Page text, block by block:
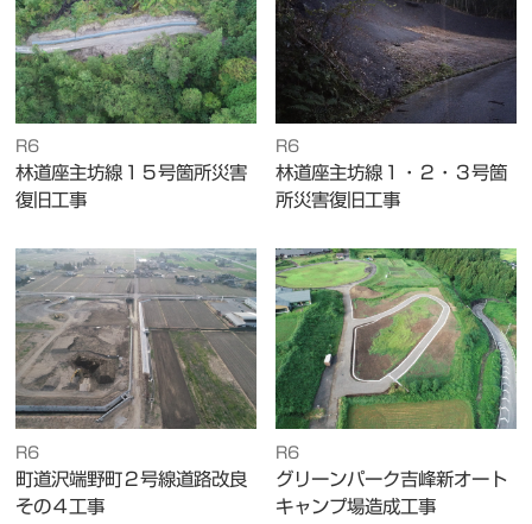
R6
林道座主坊線１５号箇所災害
復旧工事
R6
林道座主坊線１・２・３号箇
所災害復旧工事
R6
町道沢端野町２号線道路改良
その４工事
R6
グリーンパーク吉峰新オート
キャンプ場造成工事